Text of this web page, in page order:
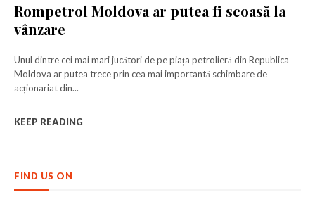
Rompetrol Moldova ar putea fi scoasă la
vânzare
Unul dintre cei mai mari jucători de pe piața petrolieră din Republica
Moldova ar putea trece prin cea mai importantă schimbare de
acționariat din...
KEEP READING
FIND US ON